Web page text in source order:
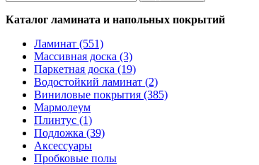
Каталог ламината и напольных покрытий
Ламинат (551)
Массивная доска (3)
Паркетная доска (19)
Водостойкий ламинат (2)
Виниловые покрытия (385)
Мармолеум
Плинтус (1)
Подложка (39)
Аксессуары
Пробковые полы